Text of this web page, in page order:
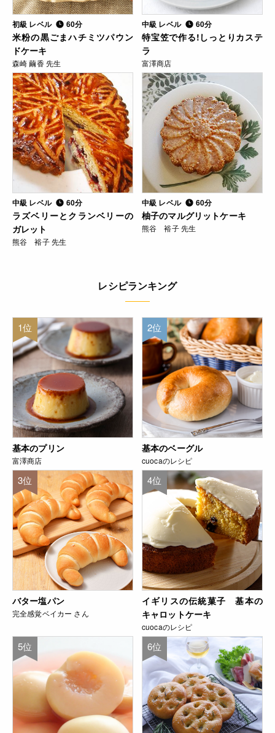
初級 レベル 60分
米粉の黒ごまハチミツパウン
ドケーキ
森崎 繭香 先生
中級 レベル 60分
特宝笠で作る!しっとりカステ
ラ
富澤商店
中級 レベル 60分
ラズベリーとクランベリーの
ガレット
熊谷 裕子 先生
中級 レベル 60分
柚子のマルグリットケーキ
熊谷 裕子 先生
レシピランキング
1位
基本のプリン
富澤商店
2位
基本のベーグル
cuocaのレシピ
3位
バター塩パン
完全感覚ベイカー さん
4位
イギリスの伝統菓子 基本の
キャロットケーキ
cuocaのレシピ
5位 6位